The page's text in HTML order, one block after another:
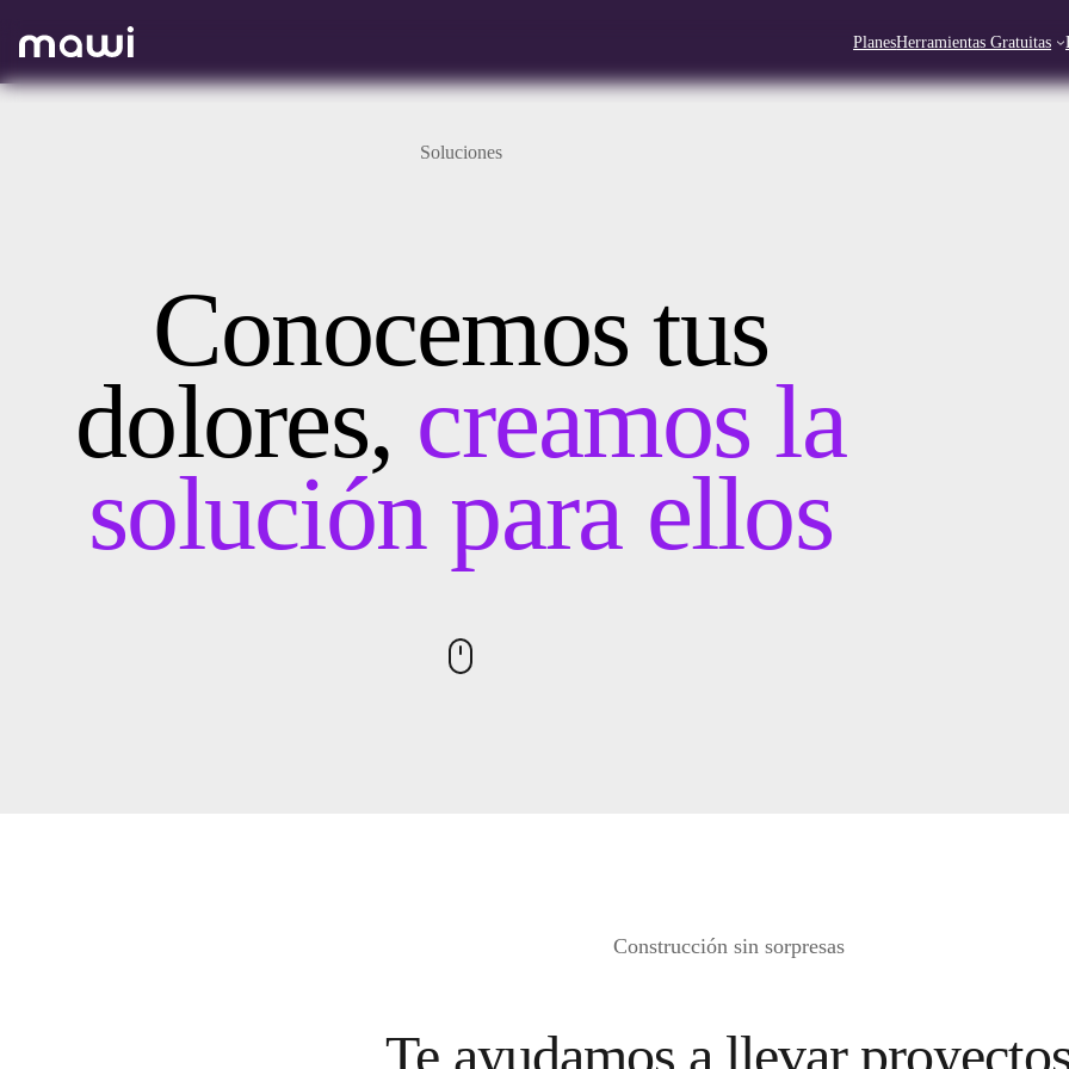
PlanesHerramientas Gratuitas
Soluciones
Conocemos tus
dolores, creamos la
solución para ellos
Construcción sin sorpresas
Te ayudamos a llevar